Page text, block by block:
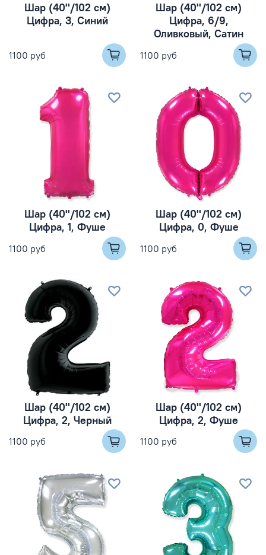
Шар (40''/102 см)
Цифра, 3, Синий
1100 руб
Шар (40''/102 см)
Цифра, 6/9,
Оливковый, Сатин
1100 руб
Шар (40''/102 см)
Цифра, 1, Фуше
1100 руб
Шар (40''/102 см)
Цифра, 0, Фуше
1100 руб
Шар (40''/102 см)
Цифра, 2, Черный
1100 руб
Шар (40''/102 см)
Цифра, 2, Фуше
1100 руб